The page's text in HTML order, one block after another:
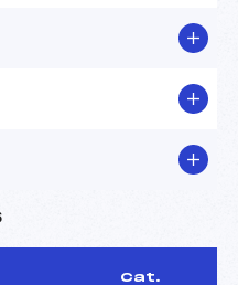
Cat.